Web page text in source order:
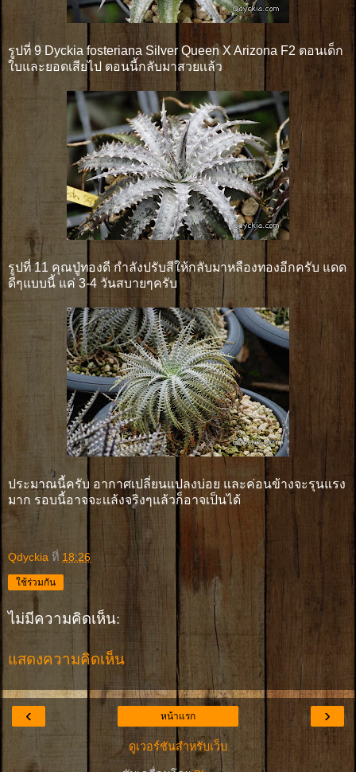
รูปที่ 9 Dyckia fosteriana Silver Queen X Arizona F2 ตอนเด็ก
ใบและยอดเสียไป ตอนนี้กลับมาสวยเเล้ว
รูปที่ 11 คุณปู่ทองดี กำลังปรับสีให้กลับมาหลืองทองอีกครับ แดด
ดีๆแบบนี้ แค่ 3-4 วันสบายๆครับ
ประมาณนี้ครับ อากาศเปลี่ยนแปลงบ่อย และค่อนข้างจะรุนแรง
มาก รอบนี้อาจจะเเล้งจริงๆแล้วก็อาจเป็นได้
Qdyckia ที่ 18:26
ใช้ร่วมกัน
ไม่มีความคิดเห็น:
แสดงความคิดเห็น
‹ ›
หน้าแรก
ดูเวอร์ชันสำหรับเว็บ